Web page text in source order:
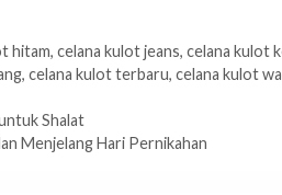
hitam, celana kulot jeans, celana kulot
, celana kulot terbaru, celana kulot
Shalat
Menjelang Hari Pernikahan